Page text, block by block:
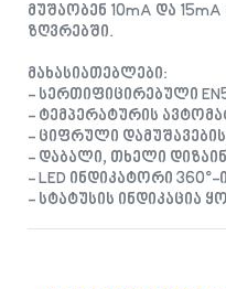
მუშაობენ 10mA და
ზღვრებში.
მახასიათებლები:
- სერთიფიცირებული
- ტემპერატურის
- ციფრული
- დაბალი, თხელი
- LED ინდიკატორი
- სტატუსის ინდიკაცია